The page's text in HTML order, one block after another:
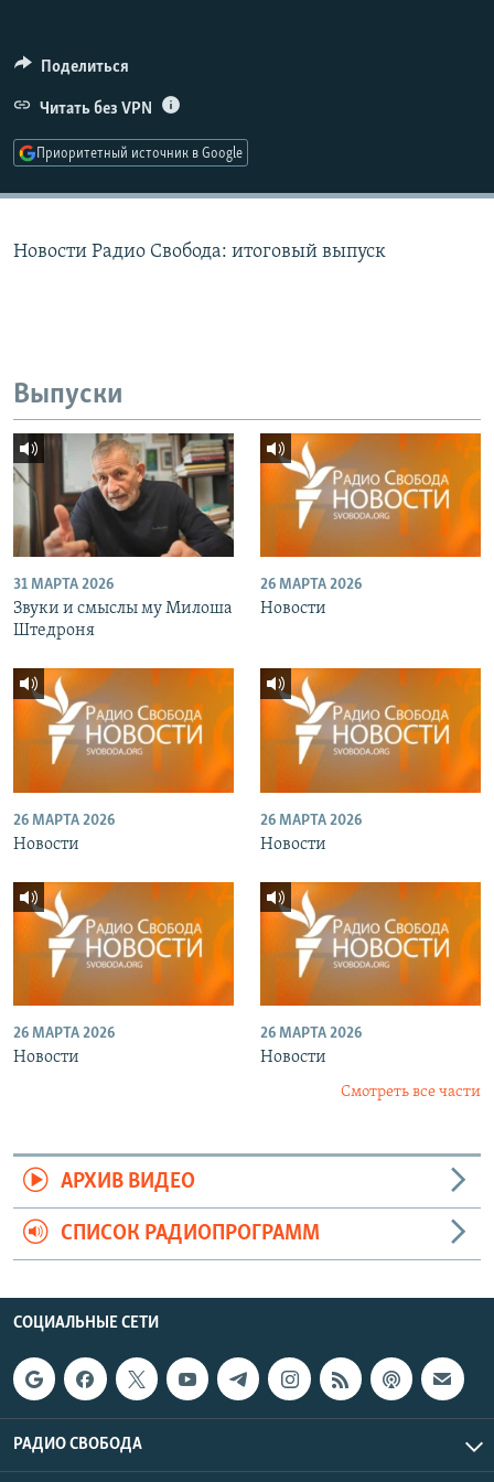
ПОДПИШИТЕСЬ НА РАССЫЛКУ
СОЦИАЛЬНЫЕ СЕТИ
Поделиться
Читать без VPN
Приоритетный источник в Google
Новости Радио Свобода: итоговый выпуск
Выпуски
31 МАРТА 2026
Звуки и смыслы му Милоша
Штедроня
26 МАРТА 2026
Новости
26 МАРТА 2026
Новости
26 МАРТА 2026
Новости
26 МАРТА 2026
Новости
26 МАРТА 2026
Новости
Смотреть все части
АРХИВ ВИДЕО
СПИСОК РАДИОПРОГРАММ
СОЦИАЛЬНЫЕ СЕТИ
РАДИО СВОБОДА